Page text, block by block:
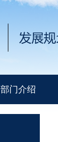
部门介绍